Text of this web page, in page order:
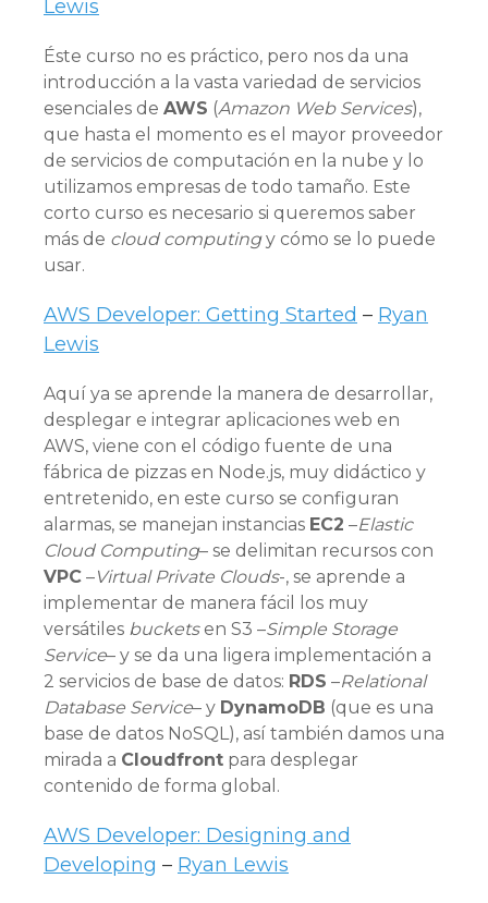
Lewis
Éste curso no es práctico, pero nos da una
introducción a la vasta variedad de servicios
esenciales de AWS (Amazon Web Services),
que hasta el momento es el mayor proveedor
de servicios de computación en la nube y lo
utilizamos empresas de todo tamaño. Este
corto curso es necesario si queremos saber
más de cloud computingy cómo se lo puede
usar.
AWS Developer: Getting Started – Ryan
Lewis
Aquí ya se aprende la manera de desarrollar,
desplegar e integrar aplicaciones web en
AWS, viene con el código fuente de una
fábrica de pizzas en Node.js, muy didáctico y
entretenido, en este curso se configuran
alarmas, se manejan instancias EC2 –Elastic
Cloud Computing– se delimitan recursos con
VPC –Virtual Private Clouds-, se aprende a
implementar de manera fácil los muy
versátiles bucketsen S3 –Simple Storage
Service– y se da una ligera implementación a
2 servicios de base de datos: RDS –Relational
Database Service– y DynamoDB (que es una
base de datos NoSQL), así también damos una
mirada a Cloudfront para desplegar
contenido de forma global.
AWS Developer: Designing and
Developing – Ryan Lewis